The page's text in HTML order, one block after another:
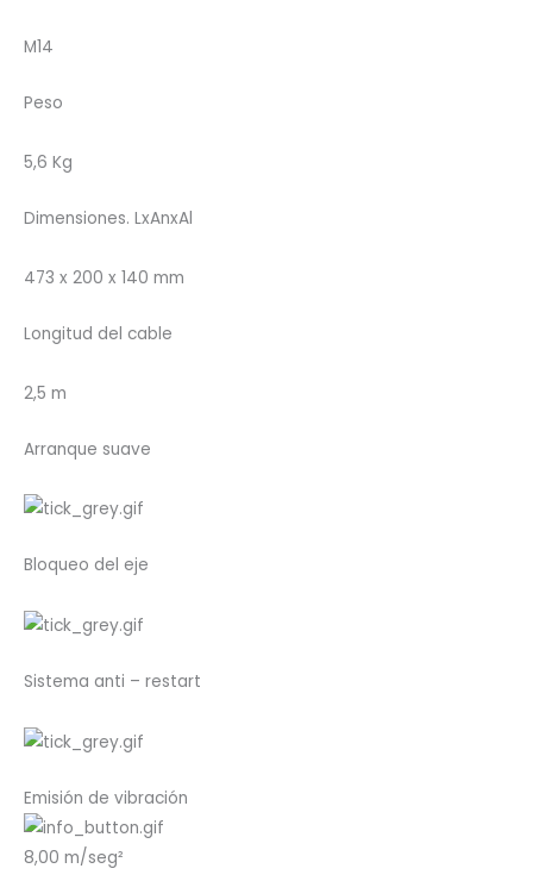
M14
Peso
5,6 Kg
Dimensiones. LxAnxAl
473 x 200 x 140 mm
Longitud del cable
2,5 m
Arranque suave
Bloqueo del eje
Sistema anti – restart
Emisión de vibración
8,00 m/seg²